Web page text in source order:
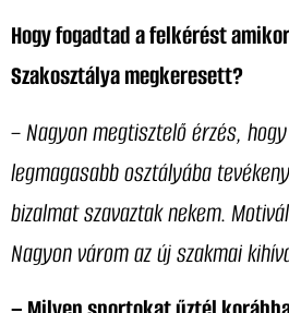
Hogy fogadtad a felkérést amikor
Szakosztálya megkeresett?
– Nagyon megtisztelő érzés,
legmagasabb osztályába
bizalmat szavaztak nekem.
Nagyon várom az új szakmai